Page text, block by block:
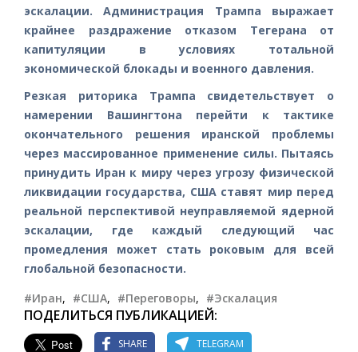
эскалации. Администрация Трампа выражает
крайнее раздражение отказом Тегерана от
капитуляции в условиях тотальной
экономической блокады и военного давления.
Резкая риторика Трампа свидетельствует о
намерении Вашингтона перейти к тактике
окончательного решения иранской проблемы
через массированное применение силы. Пытаясь
принудить Иран к миру через угрозу физической
ликвидации государства, США ставят мир перед
реальной перспективой неуправляемой ядерной
эскалации, где каждый следующий час
промедления может стать роковым для всей
глобальной безопасности.
#Иран, #США, #Переговоры, #Эскалация
ПОДЕЛИТЬСЯ ПУБЛИКАЦИЕЙ:
SHARE TELEGRAM